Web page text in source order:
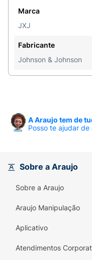
bebê e do futuro do
Benefícios e
Seguro desde o
Tão suave para
Seguro desde o
94% de
Com glicerina
Hipoalergênico,
Marca
JXJ
Fabricante
Johnson & Johnson
A Araujo tem de
Posso te ajudar
Sobre a Araujo
Sobre a Araujo
Araujo Manipulação
Aplicativo
Atendimentos